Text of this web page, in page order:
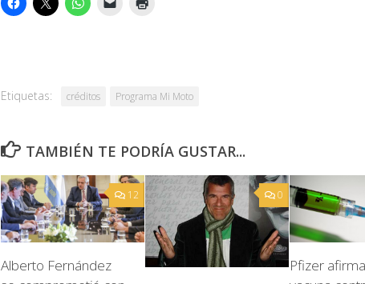
Etiquetas: créditos Programa Mi Moto
TAMBIÉN TE PODRÍA GUSTAR...
12
Alberto Fernández
0
Pfizer